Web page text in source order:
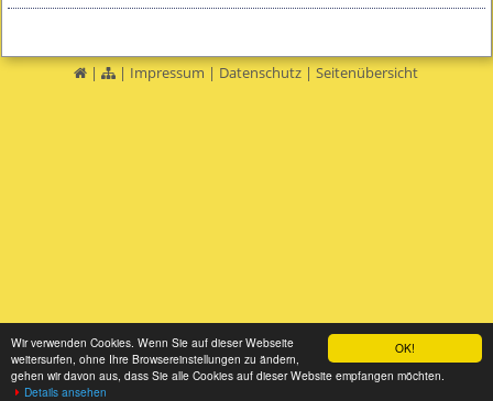
OK!
Wir verwenden Cookies. Wenn Sie auf dieser Webseite
weitersurfen, ohne Ihre Browsereinstellungen zu ändern,
gehen wir davon aus, dass Sie alle Cookies auf dieser Website empfangen möchten.
Details ansehen
| | Impressum | Datenschutz |Seitenübersicht